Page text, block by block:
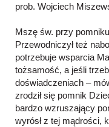
prob. Wojciech
Mszę św. przy
Przewodniczył też
potrzebuje wsparcia
tożsamość, a jeśli
doświadczeniach –
zrodził się pomnik
bardzo wzruszający
wyrósł z tej mądrości,